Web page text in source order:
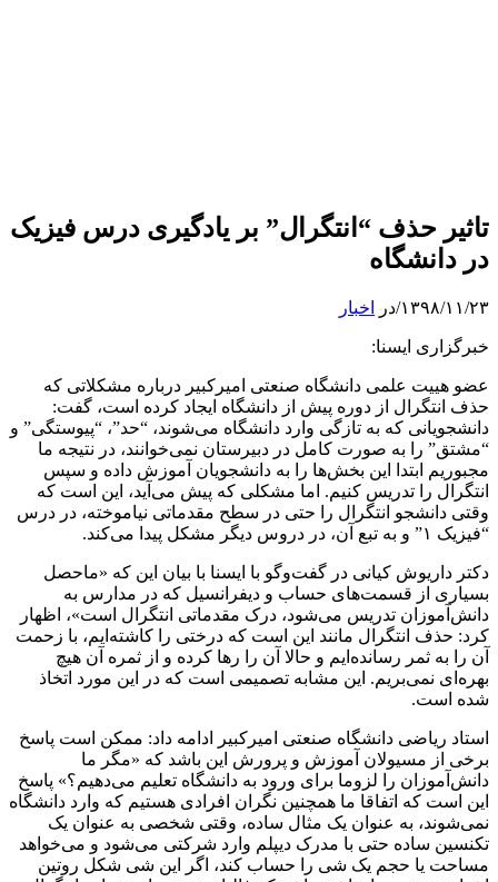
تاثیر حذف “انتگرال” بر یادگیری درس فیزیک
در دانشگاه
۱۳۹۸/۱۱/۲۳/در اخبار
خبرگزاری ایسنا:
عضو هییت‌ علمی دانشگاه صنعتی امیرکبیر درباره مشکلاتی که
حذف انتگرال از دوره‌ پیش از دانشگاه ایجاد کرده است، گفت:
دانشجویانی که به تازگی وارد دانشگاه می‌شوند، “حد”، “پیوستگی” و
“مشتق” را به صورت کامل در دبیرستان نمی‌خوانند، در نتیجه ما
مجبوریم ابتدا این بخش‌ها را به دانشجویان آموزش داده و سپس
انتگرال را تدریس کنیم. اما مشکلی که پیش می‌آید، این است که
وقتی دانشجو انتگرال را حتی در سطح مقدماتی نیاموخته، در درس
“فیزیک ۱” و به تبع آن، در دروس دیگر مشکل پیدا می‌کند.
دکتر داریوش کیانی در گفت‌وگو با ایسنا با بیان این که «ماحصل
بسیاری از قسمت‌های حساب و دیفرانسیل که در مدارس به
دانش‌آموزان تدریس می‌شود، درک مقدماتی انتگرال است»، اظهار
کرد: حذف انتگرال مانند این است که درختی را کاشته‌ایم، با زحمت
آن را به ثمر رسانده‌ایم و حالا آن را رها کرده و از ثمره آن هیچ
بهره‌ای نمی‌بریم. این مشابه تصمیمی است که در این مورد اتخاذ
شده است.
استاد ریاضی دانشگاه صنعتی امیرکبیر ادامه داد: ممکن است پاسخ
برخی از مسیولان آموزش و پرورش این باشد که «مگر ما
دانش‌آموزان را لزوما برای ورود به دانشگاه تعلیم می‌دهیم؟» پاسخ
این است که اتفاقا ما همچنین نگران افرادی هستیم که وارد دانشگاه
نمی‌شوند، به عنوان یک مثال ساده، وقتی شخصی به عنوان یک
تکنسین ساده حتی با مدرک دیپلم وارد شرکتی می‌شود و می‌خواهد
مساحت یا حجم یک شی را حساب کند، اگر این شی شکل روتین